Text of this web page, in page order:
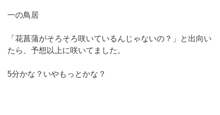
一の鳥居
「花菖蒲がそろそろ咲いているんじゃないの？」と出向い
たら、予想以上に咲いてました。
5分かな？いやもっとかな？